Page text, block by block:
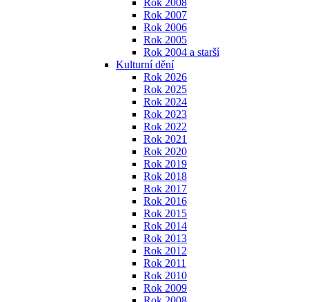
Rok 2008
Rok 2007
Rok 2006
Rok 2005
Rok 2004 a starší
Kulturní dění
Rok 2026
Rok 2025
Rok 2024
Rok 2023
Rok 2022
Rok 2021
Rok 2020
Rok 2019
Rok 2018
Rok 2017
Rok 2016
Rok 2015
Rok 2014
Rok 2013
Rok 2012
Rok 2011
Rok 2010
Rok 2009